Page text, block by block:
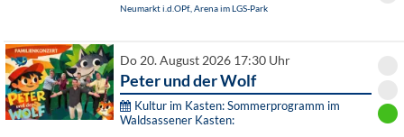
Neumarkt i.d.OPf., Arena im LGS-Park
Do 20. August 2026 17:30 Uhr
Peter und der Wolf
Kultur im Kasten: Sommerprogramm im
Waldsassener Kasten: